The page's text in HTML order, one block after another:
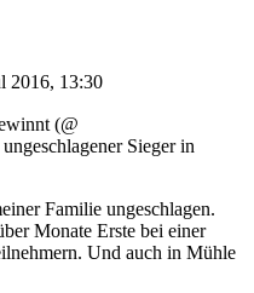
2016, 13:30
(@
Sieger in
Familie ungeschlagen.
Monate Erste bei einer
Und auch in Mühle